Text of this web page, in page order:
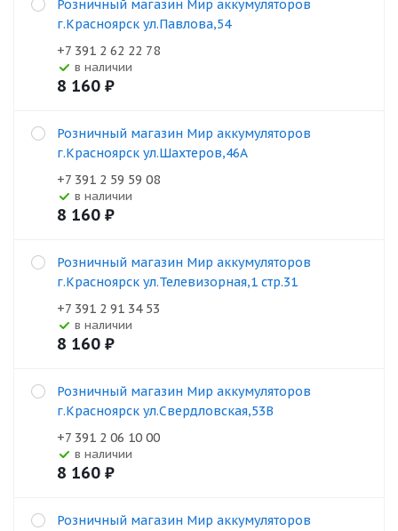
Розничный магазин Мир аккумуляторов
г.Красноярск ул.Павлова,54
+7 391 2 62 22 78
В наличии
8 160 ₽
Розничный магазин Мир аккумуляторов
г.Красноярск ул.Шахтеров,46А
+7 391 2 59 59 08
В наличии
8 160 ₽
Розничный магазин Мир аккумуляторов
г.Красноярск ул.Телевизорная,1 стр.31
+7 391 2 91 34 53
В наличии
8 160 ₽
Розничный магазин Мир аккумуляторов
г.Красноярск ул.Свердловская,53В
+7 391 2 06 10 00
В наличии
8 160 ₽
Розничный магазин Мир аккумуляторов